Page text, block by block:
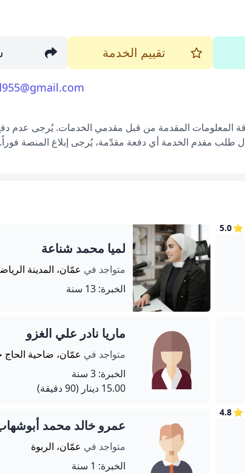
تقييم الخدمة
المعلومات المقدمة من قبل مقدمي الخدمات. يُرجى عدم
مقدم الخدمة أي دفعة مقدّمة، يُرجى إبلاغ المنصة فوراً.
⭐
5.0
لميا محمد شناعة
متواجد في عمّان، المدينة
الخبرة: 13 سنة
ماريا نادر علي الغزو
متواجد في عمّان، ضاحية
الخبرة: 3 سنة
15.00 دينار
(90 دقيقة)
⭐
4.8
عمرو خالد محمد
متواجد في عمّان، الربوة
الخبرة: 1 سنة